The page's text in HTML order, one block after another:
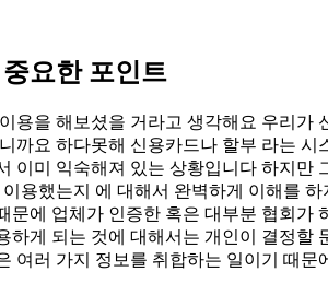
요한 포인트
용을 해보셨을 거라고 생각해요 우리가
까요 하다못해 신용카드나 할부 라는 시
이미 익숙해져 있는 상황입니다 하지만
용했는지 에 대해서 완벽하게 이해를
문에 업체가 인증한 혹은 대부분 협회가
하게 되는 것에 대해서는 개인이 결정할
여러 가지 정보를 취합하는 일이기 때문